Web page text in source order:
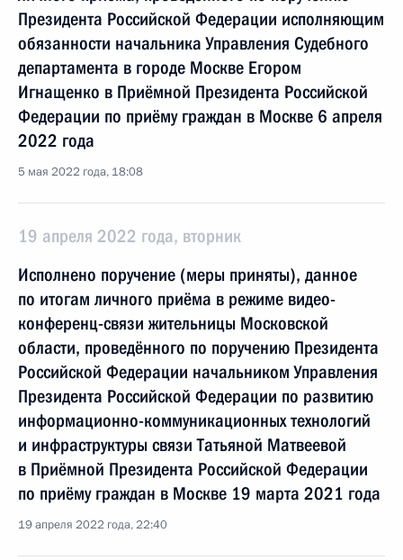
Президента Российской Федерации исполняющим
обязанности начальника Управления Судебного
департамента в городе Москве Егором
Игнащенко в Приёмной Президента Российской
Федерации по приёму граждан в Москве 6 апреля
2022 года
5 мая 2022 года, 18:08
19 апреля 2022 года, вторник
Исполнено поручение (меры приняты), данное
по итогам личного приёма в режиме видео-
конференц-связи жительницы Московской
области, проведённого по поручению Президента
Российской Федерации начальником Управления
Президента Российской Федерации по развитию
информационно-коммуникационных технологий
и инфраструктуры связи Татьяной Матвеевой
в Приёмной Президента Российской Федерации
по приёму граждан в Москве 19 марта 2021 года
19 апреля 2022 года, 22:40